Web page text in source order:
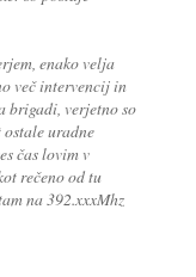
enako velja
več intervencij in
brigadi, verjetno so
uradne
čas lovim v
rečeno od tu
na 392.xxxMhz